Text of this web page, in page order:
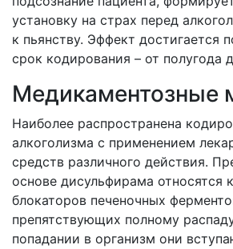
установку на страх перед
к пьянству. Эффект достигается
срок кодирования – от полугода
Медикаментозные
Наиболее распространена
алкоголизма с применением
средств различного действия.
основе дисульфирама относятся
блокаторов печеночных
препятствующих полному
попадании в организм они